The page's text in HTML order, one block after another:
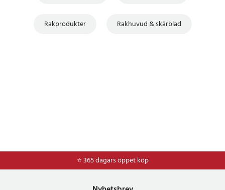
Rakprodukter Rakhuvud & skärblad
⭐ 365 dagars öppet köp
⭐Frakt 49kr *